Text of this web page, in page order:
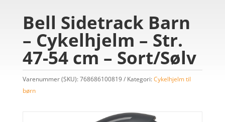
Bell Sidetrack Barn
– Cykelhjelm – Str.
47-54 cm – Sort/Sølv
Varenummer (SKU):768686100819 Kategori:Cykelhjelm til
børn